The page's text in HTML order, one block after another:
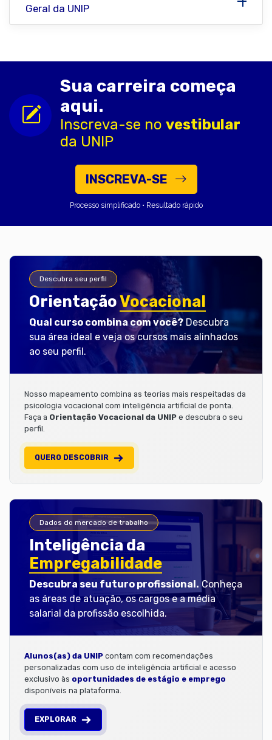
Geral da UNIP
Sua carreira começa
aqui.
Inscreva-se no vestibular
da UNIP
INSCREVA-SE
Processo simplificado • Resultado rápido
Descubra seu perfil
OrientaçãoVocacional
Qual curso combina com você? Descubra
sua área ideal e veja os cursos mais alinhados
ao seu perfil.
Nosso mapeamento combina as teorias mais respeitadas da
psicologia vocacional com inteligência artificial de ponta.
Faça a Orientação Vocacional da UNIP e descubra o seu
perfil.
QUERO DESCOBRIR
Dados do mercado de trabalho
Inteligência da
Empregabilidade
Descubra seu futuro profissional. Conheça
as áreas de atuação, os cargos e a média
salarial da profissão escolhida.
Alunos(as) da UNIP contam com recomendações
personalizadas com uso de inteligência artificial e acesso
exclusivo às oportunidades de estágio e emprego
disponíveis na plataforma.
EXPLORAR